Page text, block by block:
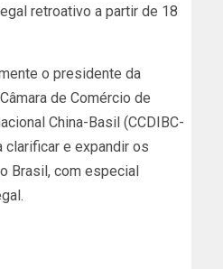
retroativo a partir de 18
o presidente da
de Comércio de
China-Basil (CCDIBC-
clarificar e expandir os
Brasil, com especial